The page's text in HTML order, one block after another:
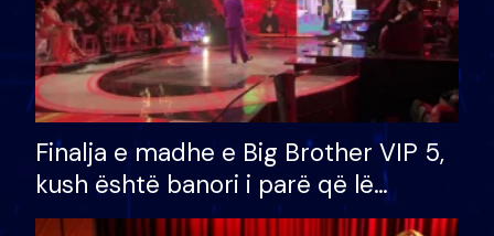
Finalja e madhe e Big Brother VIP 5,
kush është banori i parë që lë
shtëpinë dhe humb mundësinë për